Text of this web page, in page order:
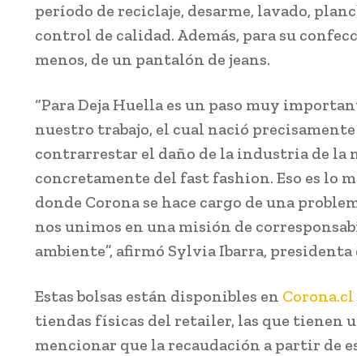
período de reciclaje, desarme, lavado,
control de calidad. Además, para su
menos, de un pantalón de jeans.
“Para Deja Huella es un paso muy
nuestro trabajo, el cual nació
contrarrestar el daño de la industria de la
concretamente del fast fashion. Eso es lo
donde Corona se hace cargo de una
nos unimos en una misión de
ambiente”, afirmó Sylvia Ibarra, presidenta
Estas bolsas están disponibles en Corona.cl
tiendas físicas del retailer, las que tienen
mencionar que la recaudación a partir de